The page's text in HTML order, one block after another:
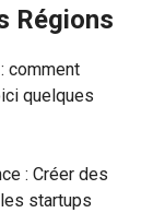
Régions
comment
quelques
: Créer des
startups